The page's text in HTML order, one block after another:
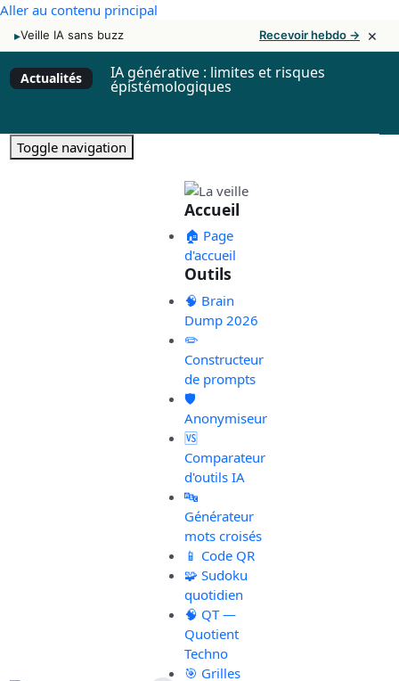
Aller au contenu principal
▸Veille IA sans buzz Recevoir hebdo → ×
Actualités IA générative : limites et risques
épistémologiques
Toggle navigation
Accueil
🏠 Page
d'accueil
Outils
🧠 Brain
Dump 2026
✏️
Constructeur
de prompts
🛡️
Anonymiseur
🆚
Comparateur
d'outils IA
🔤
Générateur
mots croisés
📱 Code QR
🧩 Sudoku
quotidien
🧠 QT —
Quotient
Techno
🎯 Grilles